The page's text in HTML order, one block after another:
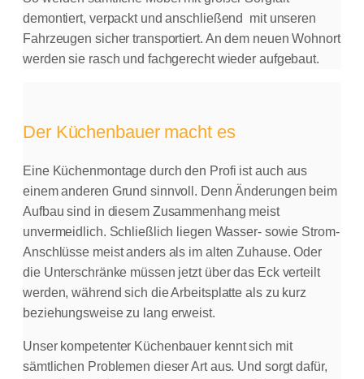
demontiert, verpackt und anschließend mit unseren
Fahrzeugen sicher transportiert. An dem neuen Wohnort
werden sie rasch und fachgerecht wieder aufgebaut.
Der Küchenbauer macht es
Eine Küchenmontage durch den Profi ist auch aus
einem anderen Grund sinnvoll. Denn Änderungen beim
Aufbau sind in diesem Zusammenhang meist
unvermeidlich. Schließlich liegen Wasser- sowie Strom-
Anschlüsse meist anders als im alten Zuhause. Oder
die Unterschränke müssen jetzt über das Eck verteilt
werden, während sich die Arbeitsplatte als zu kurz
beziehungsweise zu lang erweist.
Unser kompetenter Küchenbauer kennt sich mit
sämtlichen Problemen dieser Art aus. Und sorgt dafür,